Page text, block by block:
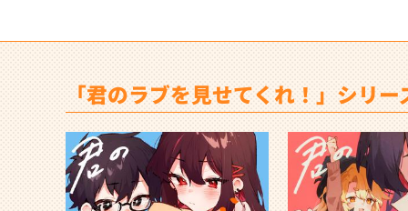
「君のラブを見せてくれ！」シリー